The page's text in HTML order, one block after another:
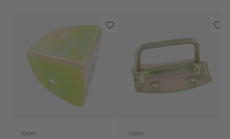
toom toom